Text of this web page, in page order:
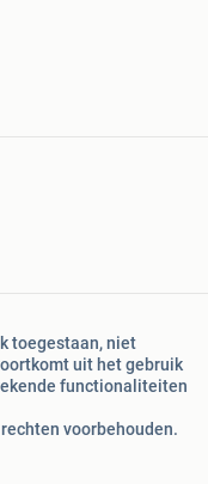
toegestaan, niet
uit het gebruik
functionaliteiten
voorbehouden.